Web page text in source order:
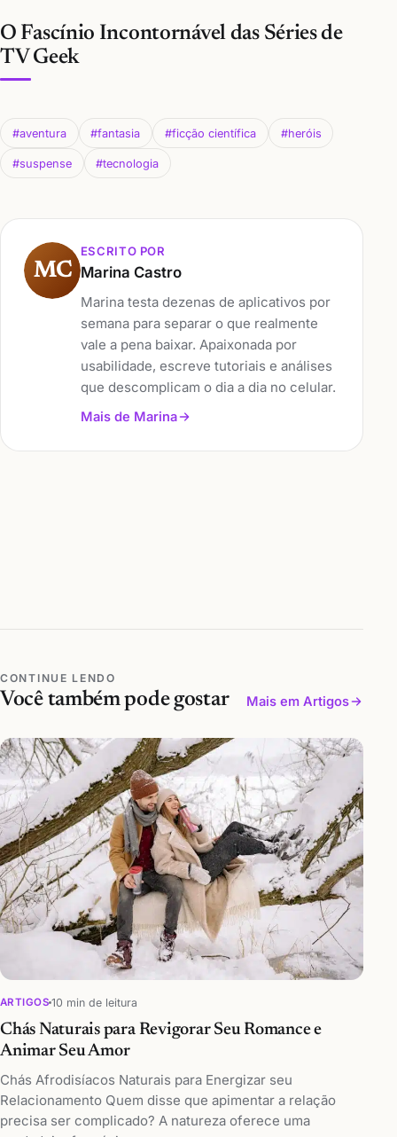
O Fascínio Incontornável das Séries de
TV Geek
#aventura #fantasia #ficção científica #heróis
#suspense #tecnologia
MC
ESCRITO POR
Marina Castro
Marina testa dezenas de aplicativos por
semana para separar o que realmente
vale a pena baixar. Apaixonada por
usabilidade, escreve tutoriais e análises
que descomplicam o dia a dia no celular.
Mais de Marina
CONTINUE LENDO
Você também pode gostar Mais em Artigos
ARTIGOS 10 min de leitura
Chás Naturais para Revigorar Seu Romance e
Animar Seu Amor
Chás Afrodisíacos Naturais para Energizar seu
Relacionamento Quem disse que apimentar a relação
precisa ser complicado? A natureza oferece uma